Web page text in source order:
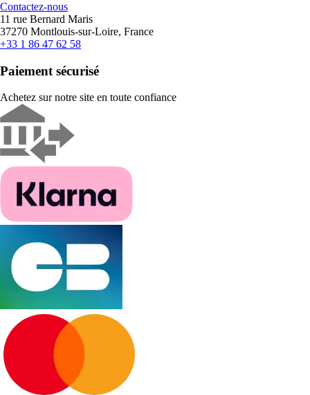
Contactez-nous
11 rue Bernard Maris
37270 Montlouis-sur-Loire, France
+33 1 86 47 62 58
Paiement sécurisé
Achetez sur notre site en toute confiance